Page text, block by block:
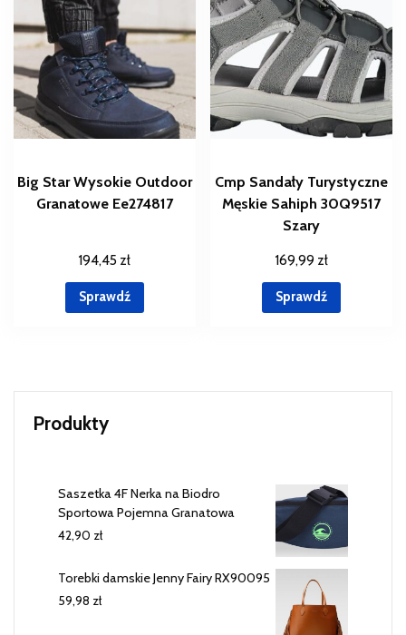
Big Star Wysokie Outdoor
Granatowe Ee274817
194,45 zł
Sprawdź
Cmp Sandały Turystyczne
Męskie Sahiph 30Q9517
Szary
169,99 zł
Sprawdź
Produkty
Saszetka 4F Nerka na Biodro
Sportowa Pojemna Granatowa
42,90 zł
Torebki damskie Jenny Fairy RX90095
59,98 zł